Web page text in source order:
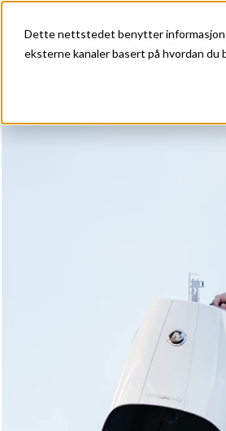
Dette nettstedet benytter
eksterne kanaler basert på hvordan